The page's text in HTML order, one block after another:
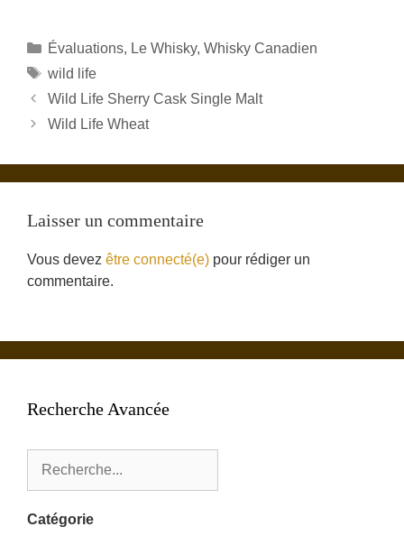
Catégories
Évaluations, Le Whisky, Whisky Canadien
Étiquettes
wild life
Wild Life Sherry Cask Single Malt
Wild Life Wheat
Laisser un commentaire
Vous devez être connecté(e) pour rédiger un
commentaire.
Recherche Avancée
Catégorie